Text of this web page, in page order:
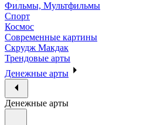
Фильмы, Мультфильмы
Спорт
Космос
Современные картины
Скрудж Макдак
Трендовые арты
Денежные арты
Денежные арты